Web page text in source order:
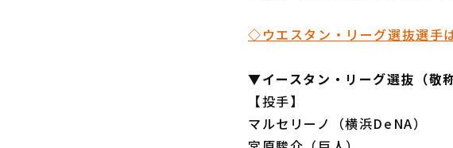
◇ウエスタン・リーグ選抜選手
▼イースタン・リーグ選抜（敬
【投手】
マルセリーノ（横浜DeNA）